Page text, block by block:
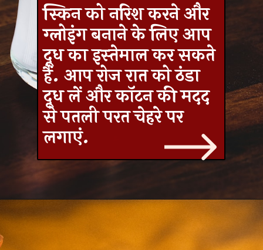
स्किन को नरिश करने और
ग्लोइंग बनाने के लिए आप
दूध का इस्‍तेमाल कर सकते
हैं. आप रोज रात को ठंडा
दूध लें और कॉटन की मदद
से पतली परत चेहरे पर
लगाएं.